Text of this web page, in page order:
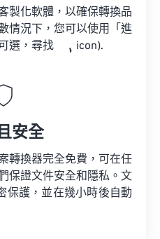
製化軟體，以確保轉換品
情況下，您可以使用「進
選，尋找
icon).
安全
轉換器完全免費，可在任
保證文件安全和隱私。文
保護，並在幾小時後自動